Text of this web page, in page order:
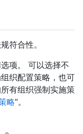
符合性。
项。 可以选择不
织配置策略，也可
有组织强制实施策
略”。